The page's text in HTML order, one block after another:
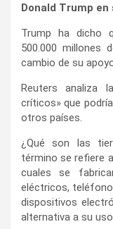
Donald Trump
Trump ha dicho
500.000 millones
cambio de su
Reuters analiza
críticos» que
otros países.
¿Qué son las
término se refiere
cuales se
eléctricos,
dispositivos
alternativa a su